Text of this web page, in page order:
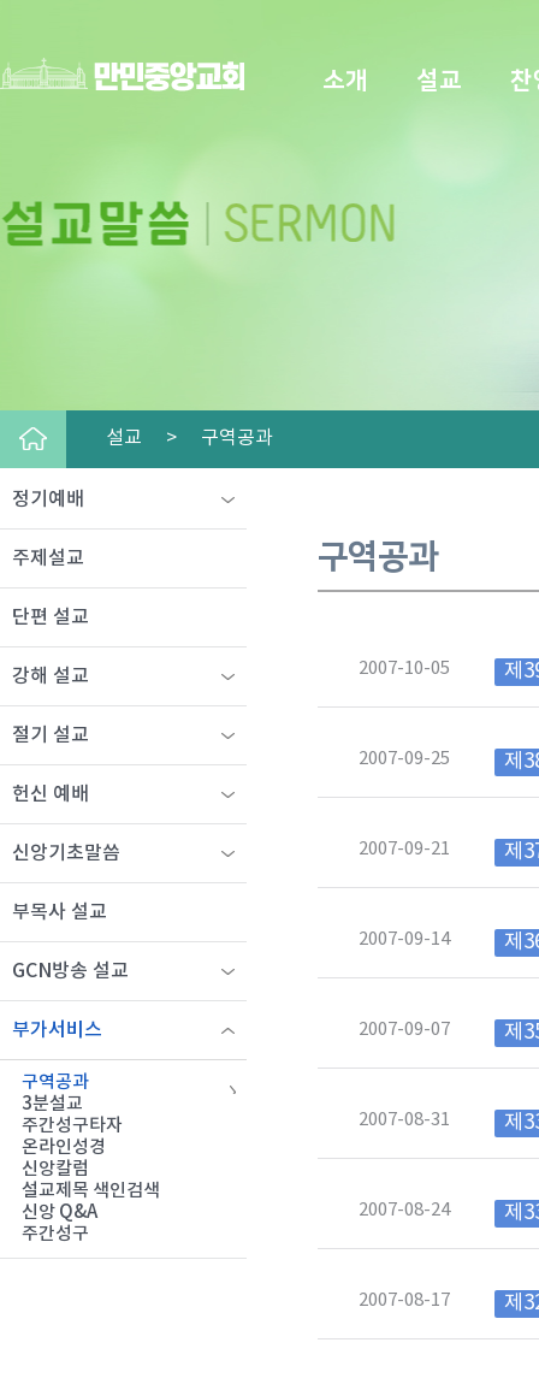
소개 설교 찬
설교 > 구역공과
구역공과
2007-10-05 제
2007-09-25 제
2007-09-21 제
2007-09-14 제
2007-09-07 제
2007-08-31 제
2007-08-24 제
2007-08-17 제
정기예배
주제설교
단편 설교
강해 설교
절기 설교
헌신 예배
신앙기초말씀
부목사 설교
GCN방송 설교
부가서비스
구역공과
3분설교
주간성구타자
온라인성경
신앙칼럼
설교제목 색인검색
신앙 Q&A
주간성구